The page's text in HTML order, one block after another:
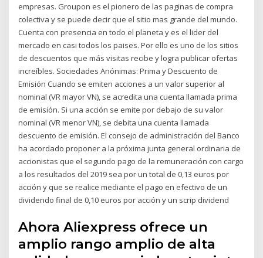
empresas. Groupon es el pionero de las paginas de compra
colectiva y se puede decir que el sitio mas grande del mundo.
Cuenta con presencia en todo el planeta y es el lider del
mercado en casi todos los paises. Por ello es uno de los sitios
de descuentos que más visitas recibe y logra publicar ofertas
increíbles. Sociedades Anónimas: Prima y Descuento de
Emisión Cuando se emiten acciones a un valor superior al
nominal (VR mayor VN), se acredita una cuenta llamada prima
de emisión. Si una acción se emite por debajo de su valor
nominal (VR menor VN), se debita una cuenta llamada
descuento de emisión. El consejo de administración del Banco
ha acordado proponer a la próxima junta general ordinaria de
accionistas que el segundo pago de la remuneración con cargo
a los resultados del 2019 sea por un total de 0,13 euros por
acción y que se realice mediante el pago en efectivo de un
dividendo final de 0,10 euros por acción y un scrip dividend
Ahora Aliexpress ofrece un
amplio rango amplio de alta